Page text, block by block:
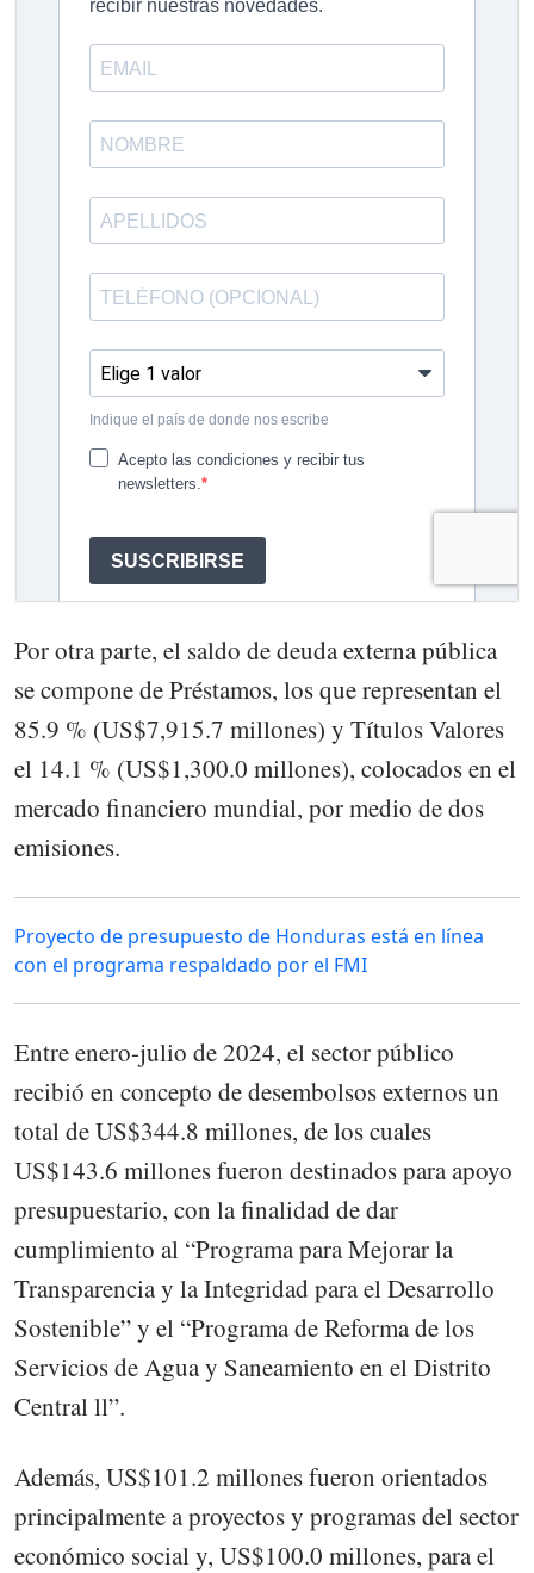
Por otra parte, el saldo de deuda externa pública
se compone de Préstamos, los que representan el
85.9 % (US$7,915.7 millones) y Títulos Valores
el 14.1 % (US$1,300.0 millones), colocados en el
mercado financiero mundial, por medio de dos
emisiones.
Proyecto de presupuesto de Honduras está en línea
con el programa respaldado por el FMI
Entre enero-julio de 2024, el sector público
recibió en concepto de desembolsos externos un
total de US$344.8 millones, de los cuales
US$143.6 millones fueron destinados para apoyo
presupuestario, con la finalidad de dar
cumplimiento al “Programa para Mejorar la
Transparencia y la Integridad para el Desarrollo
Sostenible” y el “Programa de Reforma de los
Servicios de Agua y Saneamiento en el Distrito
Central ll”.
Además, US$101.2 millones fueron orientados
principalmente a proyectos y programas del sector
económico social y, US$100.0 millones, para el